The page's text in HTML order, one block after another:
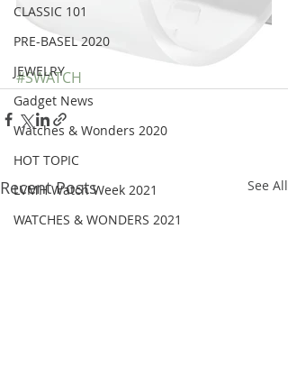
CLASSIC 101
PRE-BASEL 2020
JEWELRY
Gadget News
Watches & Wonders 2020
HOT TOPIC
LVMH Watch Week 2021
WATCHES & WONDERS 2021
#SWATCH
Recent Posts See All